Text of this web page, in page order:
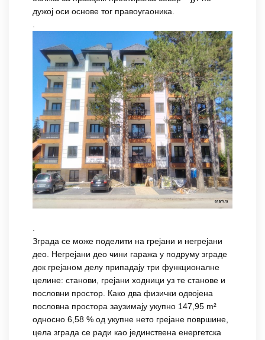
дужој оси основе тог правоугаоника.
.
.
Зграда се може поделити на грејани и негрејани
део. Негрејани део чини гаража у подруму зграде
док грејаном делу припадају три функционалне
целине: станови, грејани ходници уз те станове и
пословни простор. Како два физички одвојена
пословна простора заузимају укупно 147,95 m²
односно 6,58 % од укупне нето грејане површине,
цела зграда се ради као јединствена енергетска